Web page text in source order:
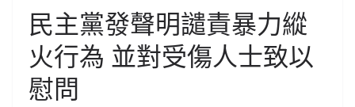
民主黨發聲明譴責暴力縱
火行為 並對受傷人士致以
慰問